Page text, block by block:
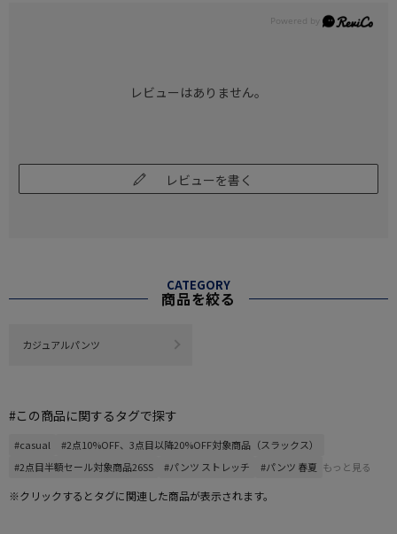
レビューはありません。
レビューを書く
CATEGORY
商品を絞る
カジュアルパンツ
#この商品に関するタグで探す
#casual
#2点10%OFF、3点目以降20%OFF対象商品（スラックス）
#2点目半額セール対象商品26SS
#パンツ ストレッチ #パンツ 春夏 もっと見る
※クリックするとタグに関連した商品が表示されます。